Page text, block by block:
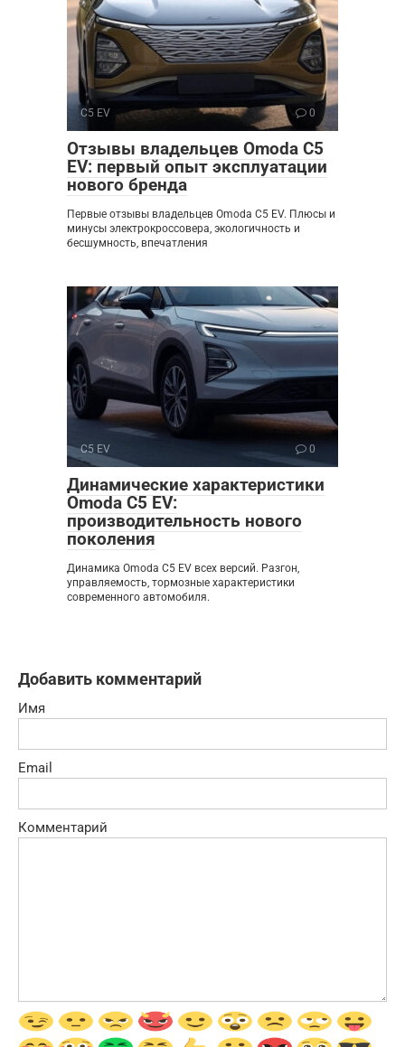
C5 EV 0
Отзывы владельцев Omoda C5
EV: первый опыт эксплуатации
нового бренда
Первые отзывы владельцев Omoda C5 EV. Плюсы и
минусы электрокроссовера, экологичность и
бесшумность, впечатления
C5 EV 0
Динамические характеристики
Omoda C5 EV:
производительность нового
поколения
Динамика Omoda C5 EV всех версий. Разгон,
управляемость, тормозные характеристики
современного автомобиля.
Добавить комментарий
Имя
Email
Комментарий